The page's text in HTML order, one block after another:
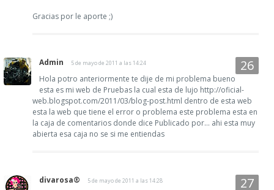
Gracias por le aporte ;)
Admin 5 de mayo de 2011 a las 14:24
Hola potro anteriormente te dije de mi problema bueno
esta es mi web de Pruebas la cual esta de lujo http://oficial-
web.blogspot.com/2011/03/blog-post.html dentro de esta web
esta la web que tiene el error o problema este problema esta en
la caja de comentarios donde dice Publicado por... ahi esta muy
abierta esa caja no se si me entiendas
divarosa® 5 de mayo de 2011 a las 14:28